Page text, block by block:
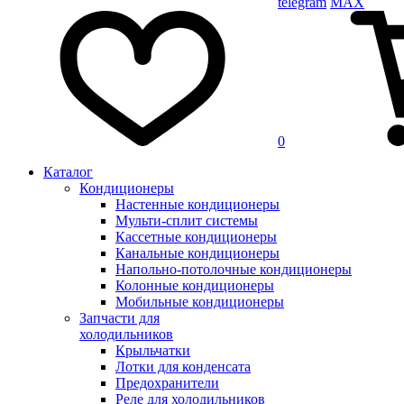
0
Каталог
Кондиционеры
Настенные кондиционеры
Мульти-сплит системы
Кассетные кондиционеры
Канальные кондиционеры
Напольно-потолочные кондиционеры
Колонные кондиционеры
Мобильные кондиционеры
Запчасти для
холодильников
Крыльчатки
Лотки для конденсата
Предохранители
Реле для холодильников